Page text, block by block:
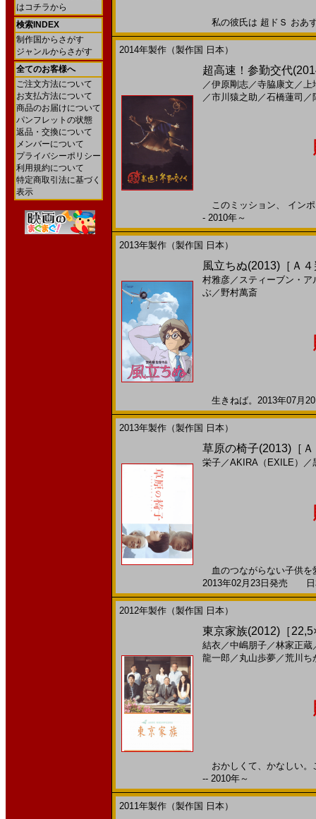
はコチラから
検索INDEX
制作国からさがす
ジャンルからさがす
全てのお客様へ
ご注文方法について
お支払方法について
商品のお届けについて
パンフレットの状態
返品・交換について
メンバーについて
プライバシーポリシー
利用規約について
特定商取引法に基づく
表示
私の彼氏は 超ドＳ おあ
2014年製作（製作国 日本）
超高速！参勤交代
／伊原剛志／寺脇康文 ／上
／市川猿之助 ／石橋蓮司 ／
このミッション、 イン
- 2010年～
2013年製作（製作国 日本）
風立ちぬ(2013)［Ａ
村雅彦／ スティーブン・ア
ぶ／ 野村萬斎
生きねば。2013年07月
2013年製作（製作国 日本）
草原の椅子(2013)［
栄子／AKIRA（EXILE） ／
血のつながらない子供を
2013年02月23日発売 日
2012年製作（製作国 日本）
東京家族(2012)［
結衣 ／中嶋朋子／林家正蔵
龍一郎 ／ 丸山歩夢／荒川ち
おかしくて、かなしい
-- 2010年～
2011年製作（製作国 日本）